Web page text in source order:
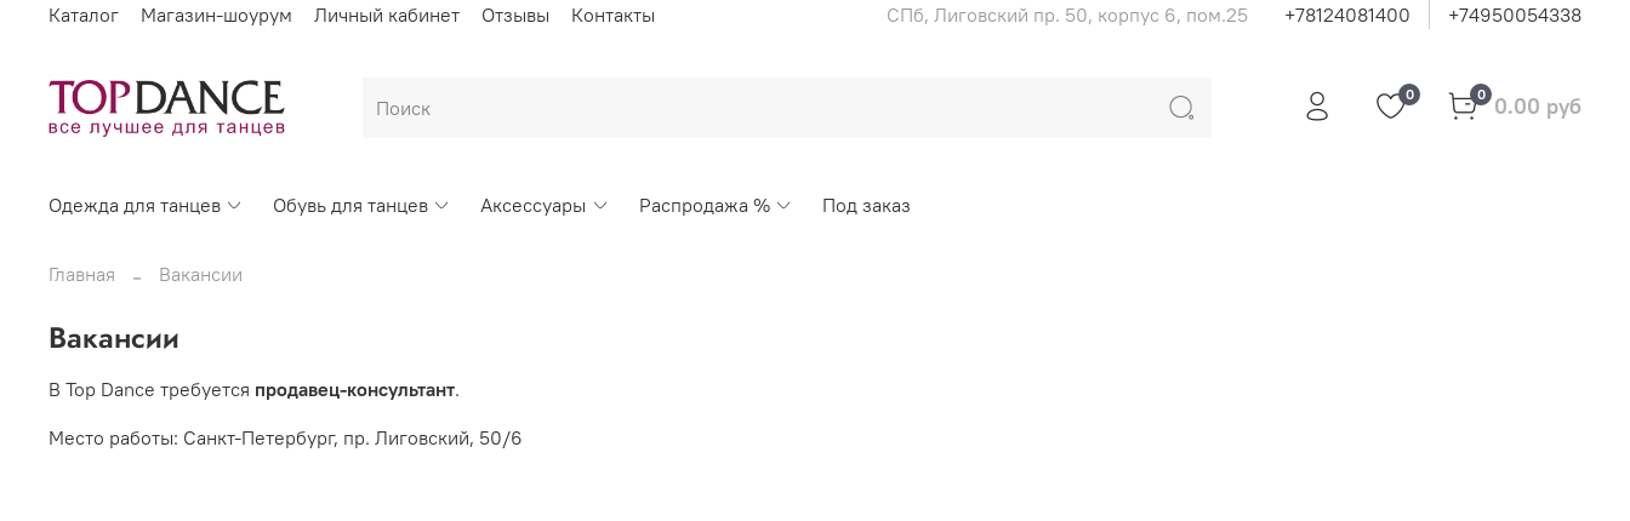
Каталог Магазин-шоурум Личный кабинет Отзывы Контакты СПб, Лиговский пр. 50, корпус 6, пом.25 +78124081400 +74950054338
0 0 0.00 руб
Одежда для танцев Обувь для танцев Аксессуары Распродажа % Под заказ
Главная Вакансии
Вакансии
В Top Dance требуется продавец-консультант.
Место работы: Санкт-Петербург, пр. Лиговский, 50/6